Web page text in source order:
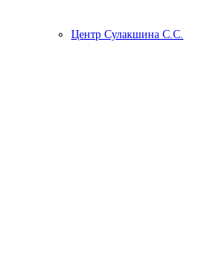
Центр Сулакшина С.С.